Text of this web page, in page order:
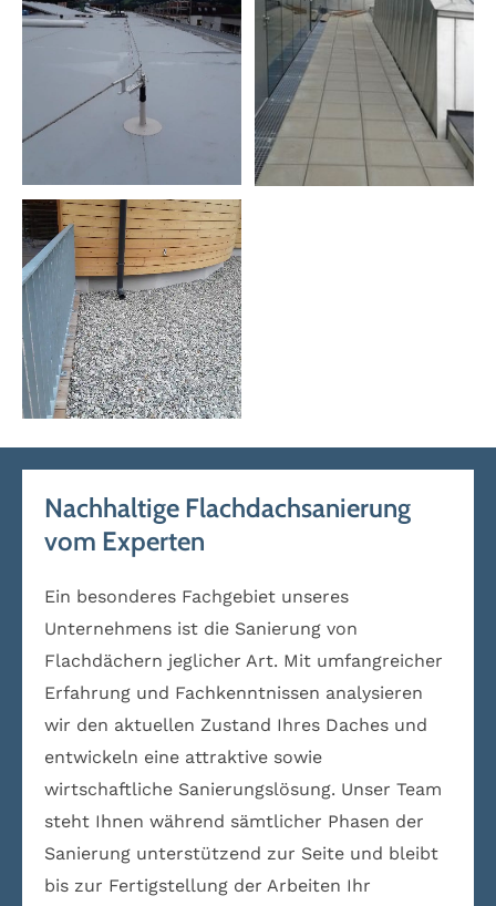
Nachhaltige Flachdachsanierung
vom Experten
Ein besonderes Fachgebiet unseres
Unternehmens ist die Sanierung von
Flachdächern jeglicher Art. Mit umfangreicher
Erfahrung und Fachkenntnissen analysieren
wir den aktuellen Zustand Ihres Daches und
entwickeln eine attraktive sowie
wirtschaftliche Sanierungslösung. Unser Team
steht Ihnen während sämtlicher Phasen der
Sanierung unterstützend zur Seite und bleibt
bis zur Fertigstellung der Arbeiten Ihr